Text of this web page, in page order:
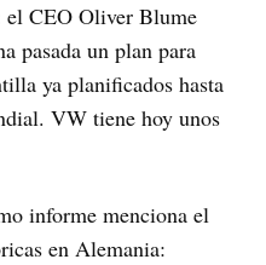
el CEO Oliver Blume
pasada un plan para
ya planificados hasta
VW tiene hoy unos
informe menciona el
en Alemania: